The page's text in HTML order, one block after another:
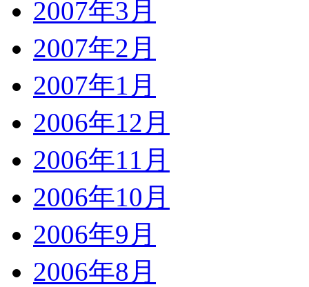
2007年3月
2007年2月
2007年1月
2006年12月
2006年11月
2006年10月
2006年9月
2006年8月